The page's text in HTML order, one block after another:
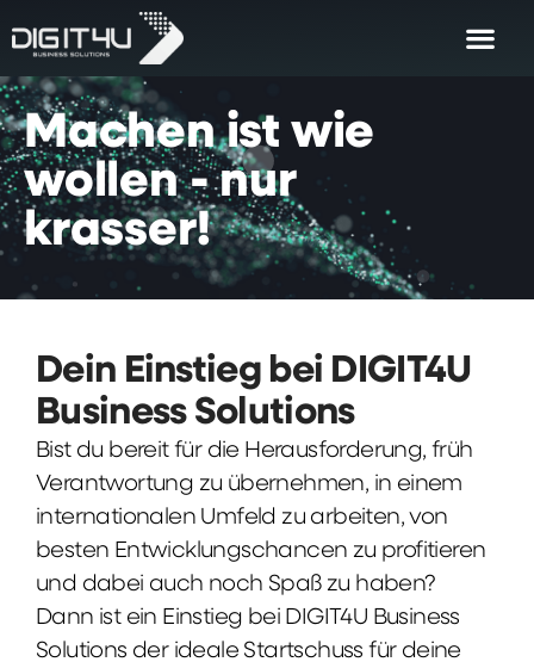
Machen ist wie
wollen - nur
krasser!
Dein Einstieg bei DIGIT4U
Business Solutions
Bist du bereit für die Herausforderung, früh
Verantwortung zu übernehmen, in einem
internationalen Umfeld zu arbeiten, von
besten Entwicklungschancen zu profitieren
und dabei auch noch Spaß zu haben?
Dann ist ein Einstieg bei DIGIT4U Business
Solutions der ideale Startschuss für deine